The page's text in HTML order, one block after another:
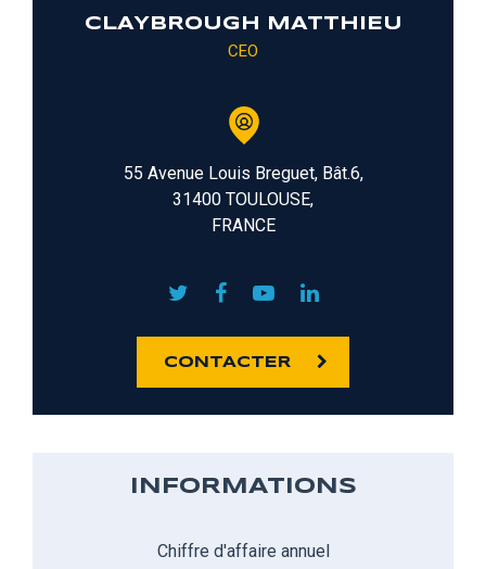
CLAYBROUGH MATTHIEU
CEO
55 Avenue Louis Breguet, Bât.6,
31400 TOULOUSE,
FRANCE
CONTACTER
INFORMATIONS
Chiffre d'affaire annuel